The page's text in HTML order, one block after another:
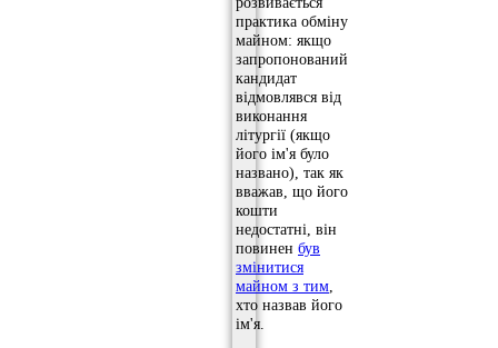
практика обміну
майном: якщо
запропонований
кандидат
відмовлявся від
виконання
літургії (якщо
його ім'я було
названо), так як
вважав, що його
кошти
недостатні, він
повинен був
змінитися
майном з тим
хто назвав його
ім'я.